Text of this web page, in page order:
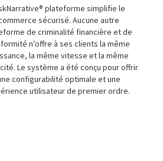
plateforme simplifie le
sécurisé. Aucune autre
de criminalité financière et de
n’offre à ses clients la même
la même vitesse et la même
Le système a été conçu pour offrir
configurabilité optimale et une
utilisateur de premier ordre.